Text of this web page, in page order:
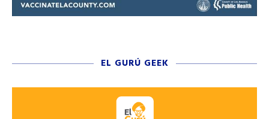
EL GURÚ GEEK